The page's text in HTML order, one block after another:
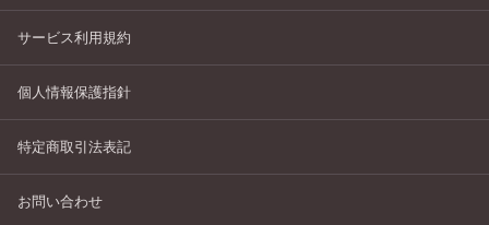
サービス利用規約
個人情報保護指針
特定商取引法表記
お問い合わせ